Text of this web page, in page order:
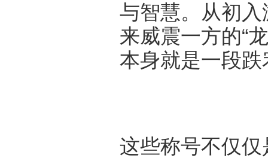
与智慧。从初入
来威震一方的“
本身就是一段
这些称号不仅